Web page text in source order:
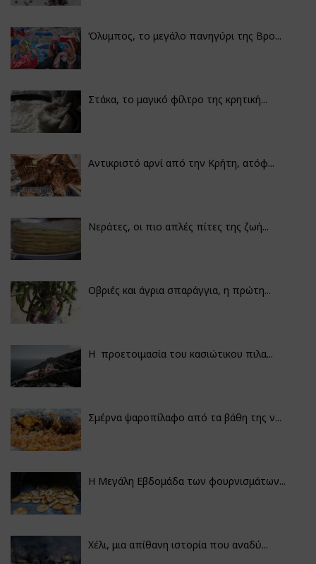
Όλυμπος, το μεγάλο πανηγύρι της Βρο...
Στάκα, το μαγικό φίλτρο της κρητική...
Αντικριστό αρνί από την Κρήτη, ατόφ...
Νεράτες, οι πιο απλές πίτες της ζωή...
Οβριές και άγρια σπαράγγια, η πρώτη...
Η προετοιμασία του κασιώτικου πιλα...
Σμέρνα ψαροπίλαφο από τα βάθη της ν...
Η Μεγάλη Εβδομάδα των φουρνισμάτων...
Χέλι, μια απίθανη ιστορία που αναδύ...